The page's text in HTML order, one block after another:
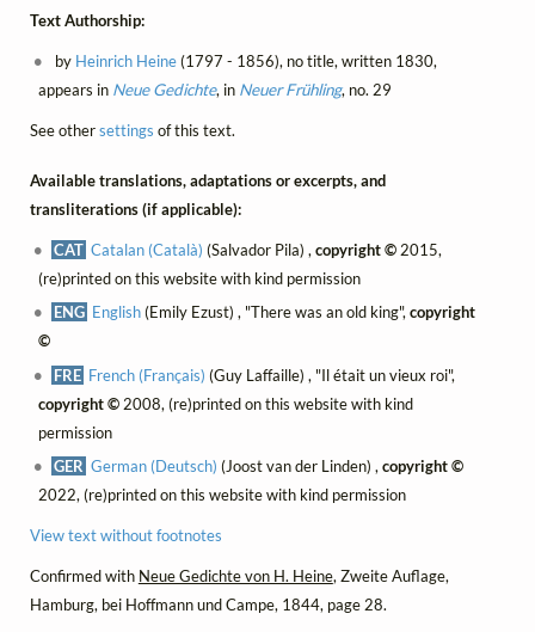
Text Authorship:
by Heinrich Heine(1797 - 1856), no title, written 1830,
appears in Neue Gedichte, in Neuer Frühling, no. 29
See othersettings of this text.
Available translations, adaptations or excerpts, and
transliterations (if applicable):
CAT Catalan (Català) (Salvador Pila) ,copyright ©2015,
(re)printed on this website with kind permission
ENG English(Emily Ezust) , "There was an old king",copyright
©
FRE French (Français) (Guy Laffaille) , "Il était un vieux roi",
copyright ©2008, (re)printed on this website with kind
permission
GER German (Deutsch) (Joost van der Linden) ,copyright ©
2022, (re)printed on this website with kind permission
View text without footnotes
Confirmed with Neue Gedichte von H. Heine, Zweite Auflage,
Hamburg, bei Hoffmann und Campe, 1844, page 28.